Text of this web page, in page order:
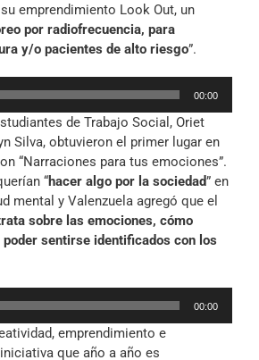
emprendimiento Look Out, un
por radiofrecuencia, para
y/o pacientes de alto riesgo”.
00:00
de Trabajo Social, Oriet
Silva, obtuvieron el primer lugar en
“Narraciones para tus emociones”.
“hacer algo por la sociedad” en
mental y Valenzuela agregó que el
sobre las emociones, cómo
sentirse identificados con los
00:00
emprendimiento e
que año a año es